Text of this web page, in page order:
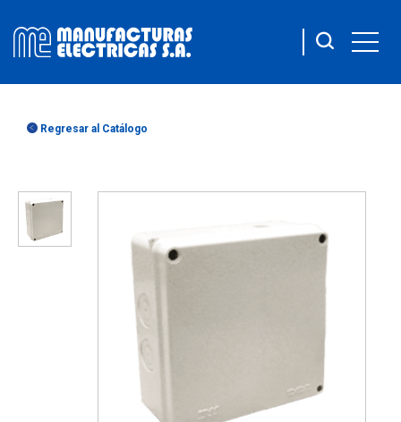
Regresar al Catálogo